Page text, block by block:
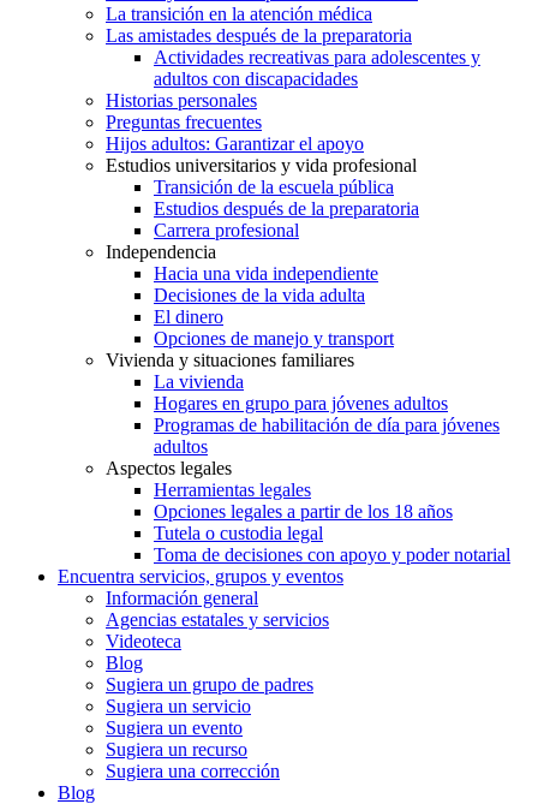
La transición en la atención médica
Las amistades después de la preparatoria
Actividades recreativas para adolescentes y
adultos con discapacidades
Historias personales
Preguntas frecuentes
Hijos adultos: Garantizar el apoyo
Estudios universitarios y vida profesional
Transición de la escuela pública
Estudios después de la preparatoria
Carrera profesional
Independencia
Hacia una vida independiente
Decisiones de la vida adulta
El dinero
Opciones de manejo y transport
Vivienda y situaciones familiares
La vivienda
Hogares en grupo para jóvenes adultos
Programas de habilitación de día para jóvenes
adultos
Aspectos legales
Herramientas legales
Opciones legales a partir de los 18 años
Tutela o custodia legal
Toma de decisiones con apoyo y poder notarial
Encuentra servicios, grupos y eventos
Información general
Agencias estatales y servicios
Videoteca
Blog
Sugiera un grupo de padres
Sugiera un servicio
Sugiera un evento
Sugiera un recurso
Sugiera una corrección
Blog